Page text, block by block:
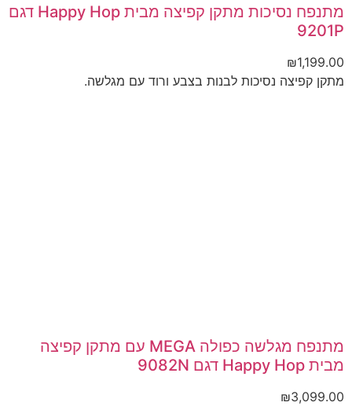
מתנפח נסיכות מתקן קפיצה מבית Happy Hop דגם
9201P
₪1,199.00
מתקן קפיצה נסיכות לבנות בצבע ורוד עם מגלשה.
מתנפח מגלשה כפולה MEGA עם מתקן קפיצה
מבית Happy Hop דגם 9082N
₪3,099.00